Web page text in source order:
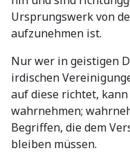
Ursprungswerk von
aufzunehmen ist.
Nur wer in geistigen
irdischen
auf diese richtet,
wahrnehmen;
Begriffen, die dem
bleiben müssen.